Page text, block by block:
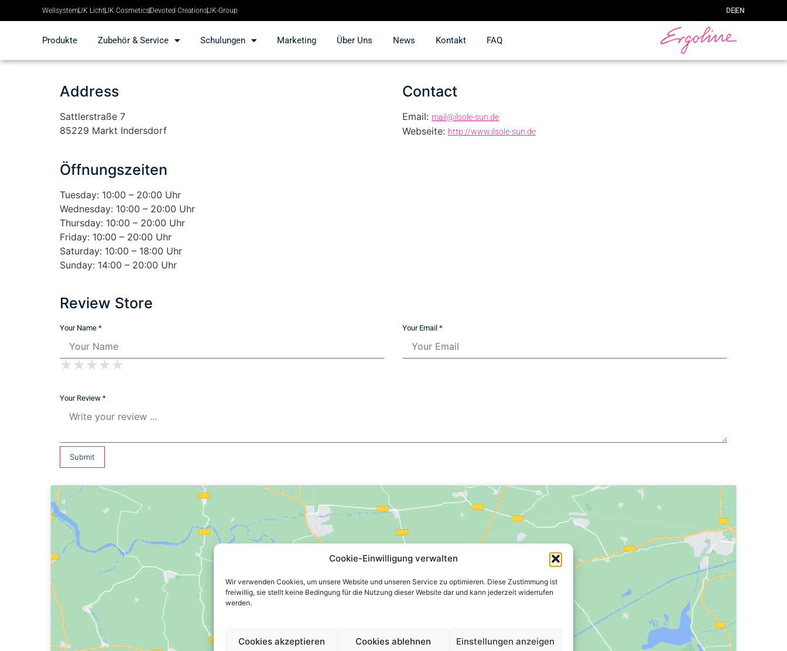
Cookie-Einwilligung verwalten
Wir verwenden Cookies, um unsere Website und unseren Service zu optimieren. Diese Zustimmung ist
freiwillig, sie stellt keine Bedingung für die Nutzung dieser Website dar und kann jederzeit widerrufen
werden.
Cookies akzeptieren Cookies ablehnen Einstellungen anzeigen
WellsystemJK LichtJK CosmeticsDevoted CreationsJK-Group DEEN
Produkte Zubehör & Service Schulungen Marketing Über Uns News Kontakt FAQ
Address
Sattlerstraße 7
85229 Markt Indersdorf
Contact
Email: mail@ilsole-sun.de
Webseite: http://www.ilsole-sun.de
Öffnungszeiten
Tuesday: 10:00 – 20:00 Uhr
Wednesday: 10:00 – 20:00 Uhr
Thursday: 10:00 – 20:00 Uhr
Friday: 10:00 – 20:00 Uhr
Saturday: 10:00 – 18:00 Uhr
Sunday: 14:00 – 20:00 Uhr
Review Store
Your Name * Your Email *
★
★ ★
★ ★ ★
★ ★ ★ ★
★ ★ ★ ★ ★
Your Review *